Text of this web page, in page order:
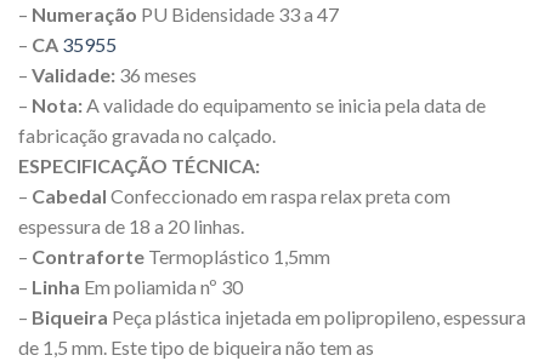
– Numeração PU Bidensidade 33 a 47
– CA 35955
– Validade: 36 meses
– Nota:A validade do equipamento se inicia pela data de
fabricação gravada no calçado.
ESPECIFICAÇÃO TÉCNICA:
– Cabedal Confeccionado em raspa relax preta com
espessura de 18 a 20 linhas.
– Contraforte Termoplástico 1,5mm
– Linha Em poliamida nº 30
– Biqueira Peça plástica injetada em polipropileno, espessura
de 1,5 mm. Este tipo de biqueira não tem as